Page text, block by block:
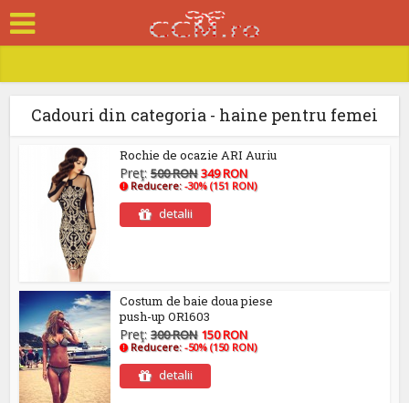
Cadouri din categoria - haine pentru femei
Rochie de ocazie ARI Auriu
Preţ:500 RON 349 RON
Reducere:-30% (151 RON)
detalii
Costum de baie doua piese
push-up OR1603
Preţ:300 RON 150 RON
Reducere:-50% (150 RON)
detalii